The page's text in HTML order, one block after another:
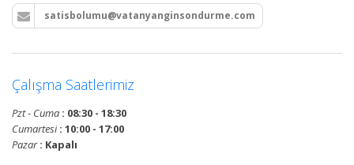
hizmetleri.
Devamını Oku
satisbolumu@vatanyanginsondurme.com
Çalışma Saatlerimiz
Pzt - Cuma : 08:30 - 18:30
Cumartesi: 10:00 - 17:00
Pazar: Kapalı